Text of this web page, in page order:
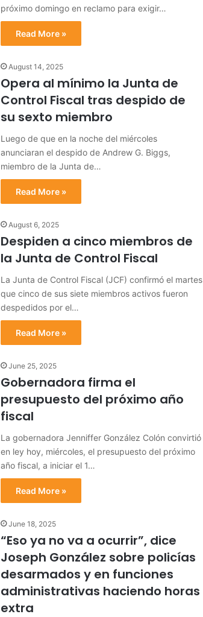
próximo domingo en reclamo para exigir…
Read More »
August 14, 2025
Opera al mínimo la Junta de
Control Fiscal tras despido de
su sexto miembro
Luego de que en la noche del miércoles
anunciaran el despido de Andrew G. Biggs,
miembro de la Junta de…
Read More »
August 6, 2025
Despiden a cinco miembros de
la Junta de Control Fiscal
La Junta de Control Fiscal (JCF) confirmó el martes
que cinco de sus siete miembros activos fueron
despedidos por el…
Read More »
June 25, 2025
Gobernadora firma el
presupuesto del próximo año
fiscal
La gobernadora Jenniffer González Colón convirtió
en ley hoy, miércoles, el presupuesto del próximo
año fiscal, a iniciar el 1…
Read More »
June 18, 2025
“Eso ya no va a ocurrir”, dice
Joseph González sobre policías
desarmados y en funciones
administrativas haciendo horas
extra